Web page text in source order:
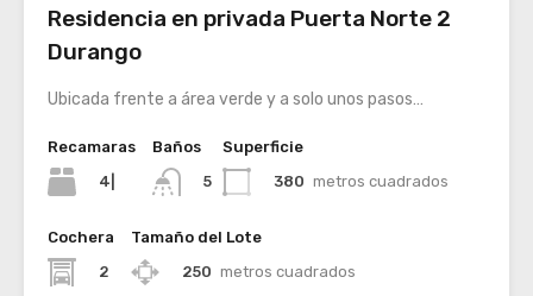
Residencia en privada Puerta Norte 2
Durango
Ubicada frente a área verde y a solo unos pasos…
Recamaras
4|
Baños
5
Superficie
380 metros cuadrados
Cochera
2
Tamaño del Lote
250 metros cuadrados